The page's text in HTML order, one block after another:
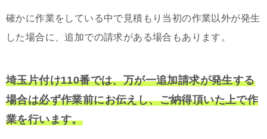
確かに作業をしている中で見積もり当初の作業以外が発生
した場合に、追加での請求がある場合もあります。
埼玉片付け110番では、万が一追加請求が発生する
場合は必ず作業前にお伝えし、ご納得頂いた上で作
業を行います。